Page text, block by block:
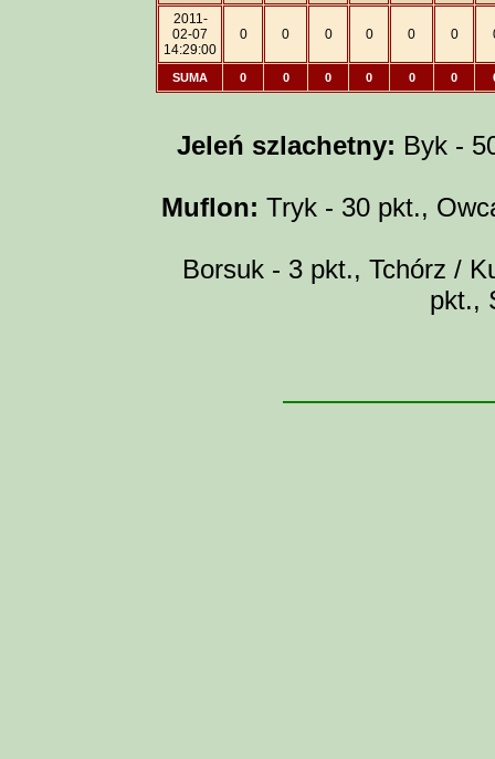
2011-
02-07
14:29:00
0 0 0 0 0 0
SUMA 0 0 0 0 0 0
Jeleń szlachetny: Byk -
Muflon: Tryk - 30 pkt.,
Borsuk - 3 pkt., Tchórz /
pkt.,